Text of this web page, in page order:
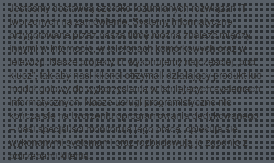
Jesteśmy dostawcą szeroko rozumianych rozwiązań IT
tworzonych na zamówienie. Systemy informatyczne
przygotowane przez naszą firmę można znaleźć między
innymi w Internecie, w telefonach komórkowych oraz w
telewizji. Nasze projekty IT wykonujemy najczęściej „pod
klucz”, tak aby nasi klienci otrzymali działający produkt lub
moduł gotowy do wykorzystania w istniejących systemach
informatycznych. Nasze usługi programistyczne nie
kończą się na tworzeniu oprogramowania dedykowanego
– nasi specjaliści monitorują jego pracę, opiekują się
wykonanymi systemami oraz rozbudowują je zgodnie z
potrzebami klienta.